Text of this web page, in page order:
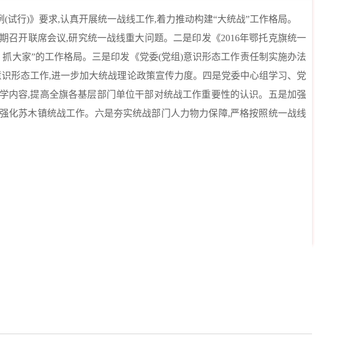
)》要求,认真开展统一战线工作,着力推动构建“大统战”工作格局。
开联席会议,研究统一战线重大问题。二是印发《2016年鄂托克旗统一
大家”的工作格局。三是印发《党委(党组)意识形态工作责任制实施办法
形态工作,进一步加大统战理论政策宣传力度。四是党委中心组学习、党
容,提高全旗各基层部门单位干部对统战工作重要性的认识。五是加强
化苏木镇统战工作。六是夯实统战部门人力物力保障,严格按照统一战线